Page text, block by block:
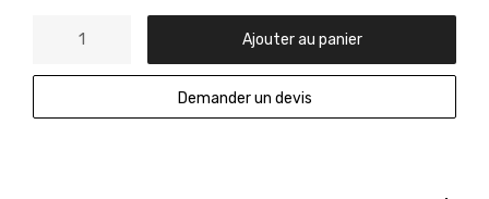
Ajouter au panier
Demander un devis